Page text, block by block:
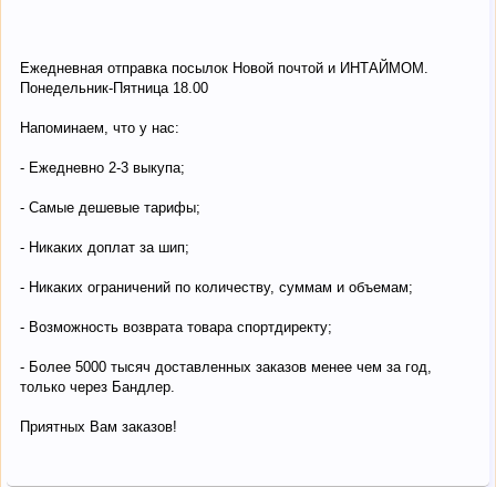
Ежедневная отправка посылок Новой почтой и ИНТАЙМОМ.
Понедельник-Пятница 18.00
Напоминаем, что у нас:
- Ежедневно 2-3 выкупа;
- Самые дешевые тарифы;
- Никаких доплат за шип;
- Никаких ограничений по количеству, суммам и объемам;
- Возможность возврата товара спортдиректу;
- Более 5000 тысяч доставленных заказов менее чем за год,
только через Бандлер.
Приятных Вам заказов!